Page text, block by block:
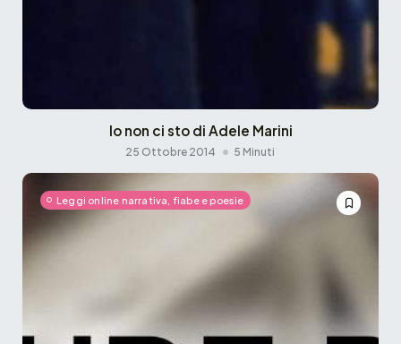
Io non ci sto di Adele Marini
25 Ottobre 2014 5 Minuti
Leggi online narrativa, fiabe e poesie